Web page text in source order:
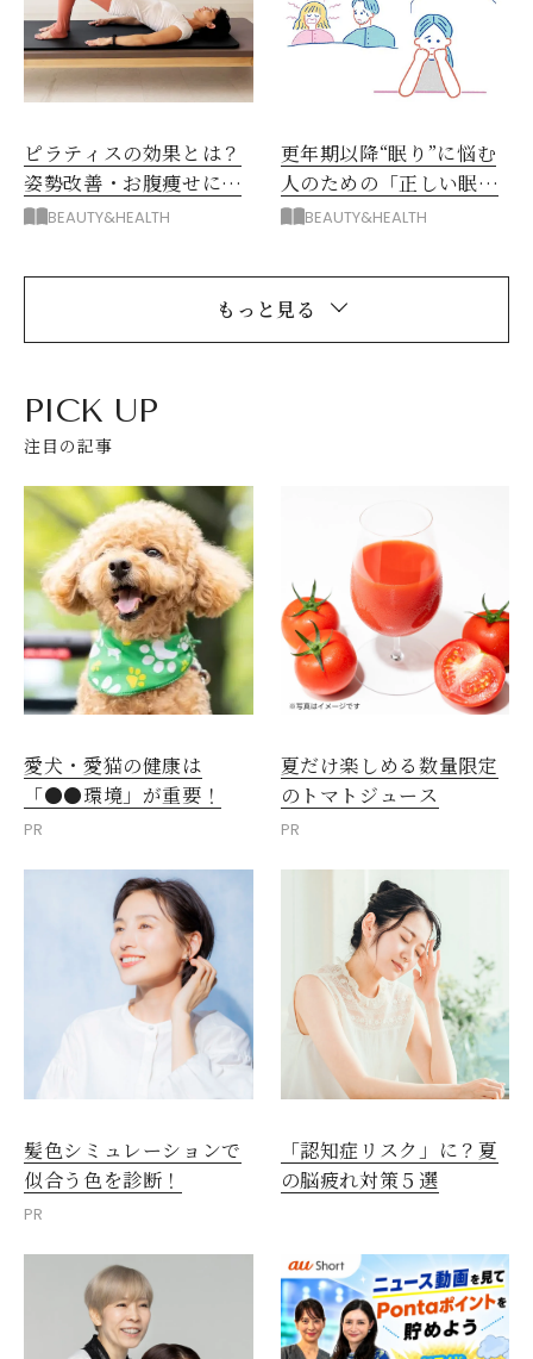
ピラティスの効果とは？
姿勢改善・お腹痩せにお
すすめBEAUTY&HEALTH
更年期以降“眠り”に悩む
人のための「正しい眠り
方」BEAUTY&HEALTH
もっと見る
PICK UP
注目の記事
愛犬・愛猫の健康は
「●●環境」が重要！
PR
夏だけ楽しめる数量限定
のトマトジュース
PR
髪色シミュレーションで
似合う色を診断！
PR
「認知症リスク」に？夏
の脳疲れ対策５選